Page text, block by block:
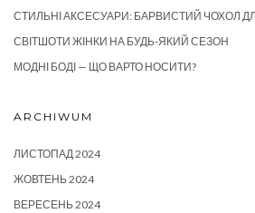
СТИЛЬНІ АКСЕСУАРИ: БАРВИСТИЙ ЧОХОЛ
СВІТШОТИ ЖІНКИ НА БУДЬ-ЯКИЙ СЕЗОН
МОДНІ БОДІ — ЩО ВАРТО НОСИТИ?
ARCHIWUM
ЛИСТОПАД 2024
ЖОВТЕНЬ 2024
ВЕРЕСЕНЬ 2024